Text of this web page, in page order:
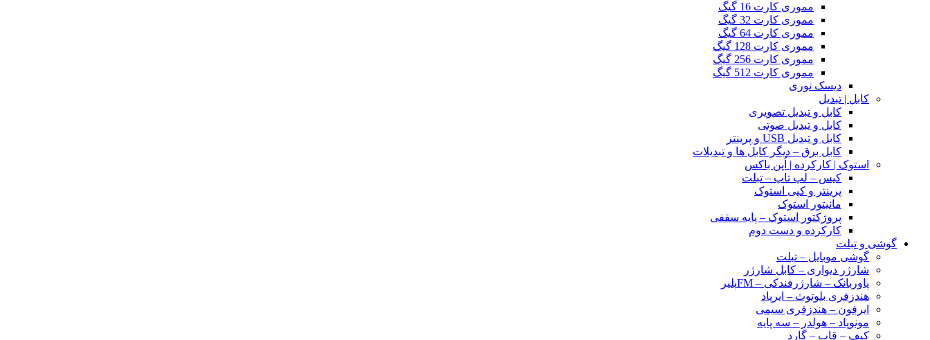
مموری کارت 16 گیگ
مموری کارت 32 گیگ
مموری کارت 64 گیگ
مموری کارت 128 گیگ
مموری کارت 256 گیگ
مموری کارت 512 گیگ
دیسک نوری
کابل | تبدیل
کابل و تبدیل تصویری
کابل و تبدیل صوتی
کابل و تبدیل USB و پرینتر
کابل برق – دیگر کابل ها و تبدیلات
استوک | کارکرده | اُپن باکس
کیس – لپ تاپ – تبلت
پرینتر و کپی استوک
مانیتور استوک
پروژکتور استوک – پایه سقفی
کارکرده و دست دوم
گوشی و تبلت
گوشی موبایل – تبلت
شارژر دیواری – کابل شارژر
پاوربانک – شارژرفندکی – FMپلیر
هندزفری بلوتوث – ایرپاد
ایرفون – هندزفری سیمی
مونوپاد – هولدر – سه پایه
کیف – قاب – گارد